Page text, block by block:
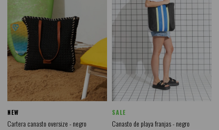
NEW
Cartera canasto oversize - negro
SALE
Canasto de playa franjas - negro